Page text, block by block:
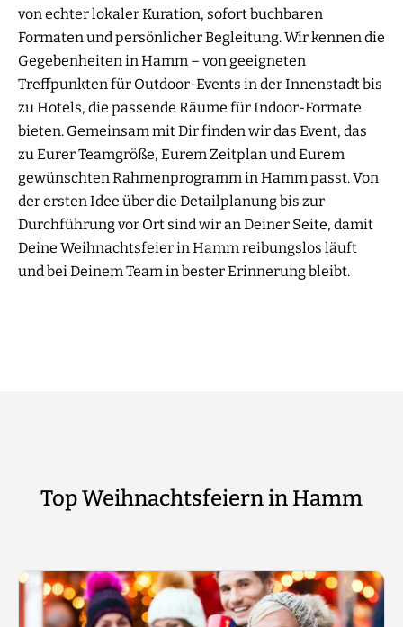
von echter lokaler Kuration, sofort buchbaren
Formaten und persönlicher Begleitung. Wir kennen die
Gegebenheiten in Hamm – von geeigneten
Treffpunkten für Outdoor-Events in der Innenstadt bis
zu Hotels, die passende Räume für Indoor-Formate
bieten. Gemeinsam mit Dir finden wir das Event, das
zu Eurer Teamgröße, Eurem Zeitplan und Eurem
gewünschten Rahmenprogramm in Hamm passt. Von
der ersten Idee über die Detailplanung bis zur
Durchführung vor Ort sind wir an Deiner Seite, damit
Deine Weihnachtsfeier in Hamm reibungslos läuft
und bei Deinem Team in bester Erinnerung bleibt.
Top Weihnachtsfeiern in Hamm